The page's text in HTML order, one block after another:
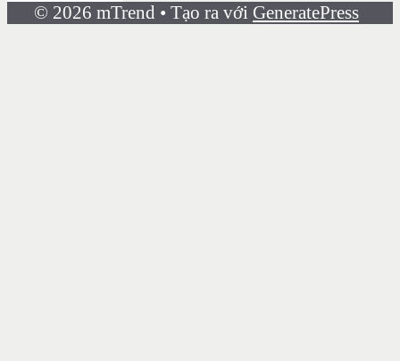
© 2026 mTrend • Tạo ra với GeneratePress